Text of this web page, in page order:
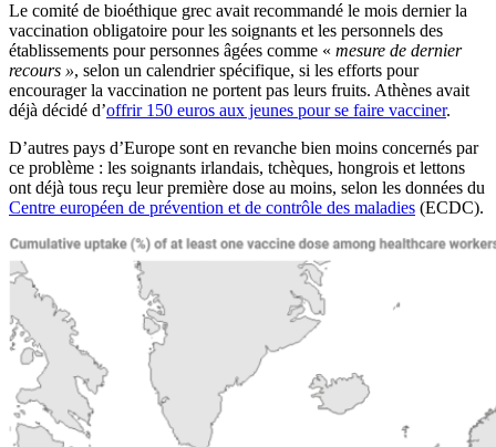
Le comité de bioéthique grec avait recommandé le mois dernier la
vaccination obligatoire pour les soignants et les personnels des
établissements pour personnes âgées comme « mesure de dernier
recours », selon un calendrier spécifique, si les efforts pour
encourager la vaccination ne portent pas leurs fruits. Athènes avait
déjà décidé d’offrir 150 euros aux jeunes pour se faire vacciner.
D’autres pays d’Europe sont en revanche bien moins concernés par
ce problème : les soignants irlandais, tchèques, hongrois et lettons
ont déjà tous reçu leur première dose au moins, selon les données du
Centre européen de prévention et de contrôle des maladies (ECDC).